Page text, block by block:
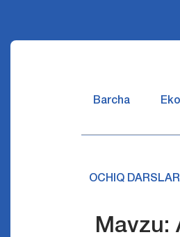
Barcha
OCHIQ DARSLAR
Mavzu: